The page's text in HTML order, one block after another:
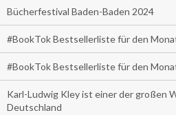
Bücherfestival Baden-Baden 2024
#BookTok Bestsellerliste für den
#BookTok Bestsellerliste für den
Karl-Ludwig Kley ist einer der großen
Deutschland